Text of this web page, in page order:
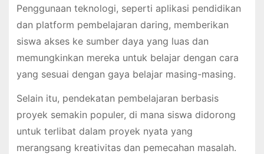
Penggunaan teknologi, seperti aplikasi pendidikan
dan platform pembelajaran daring, memberikan
siswa akses ke sumber daya yang luas dan
memungkinkan mereka untuk belajar dengan cara
yang sesuai dengan gaya belajar masing-masing.
Selain itu, pendekatan pembelajaran berbasis
proyek semakin populer, di mana siswa didorong
untuk terlibat dalam proyek nyata yang
merangsang kreativitas dan pemecahan masalah.